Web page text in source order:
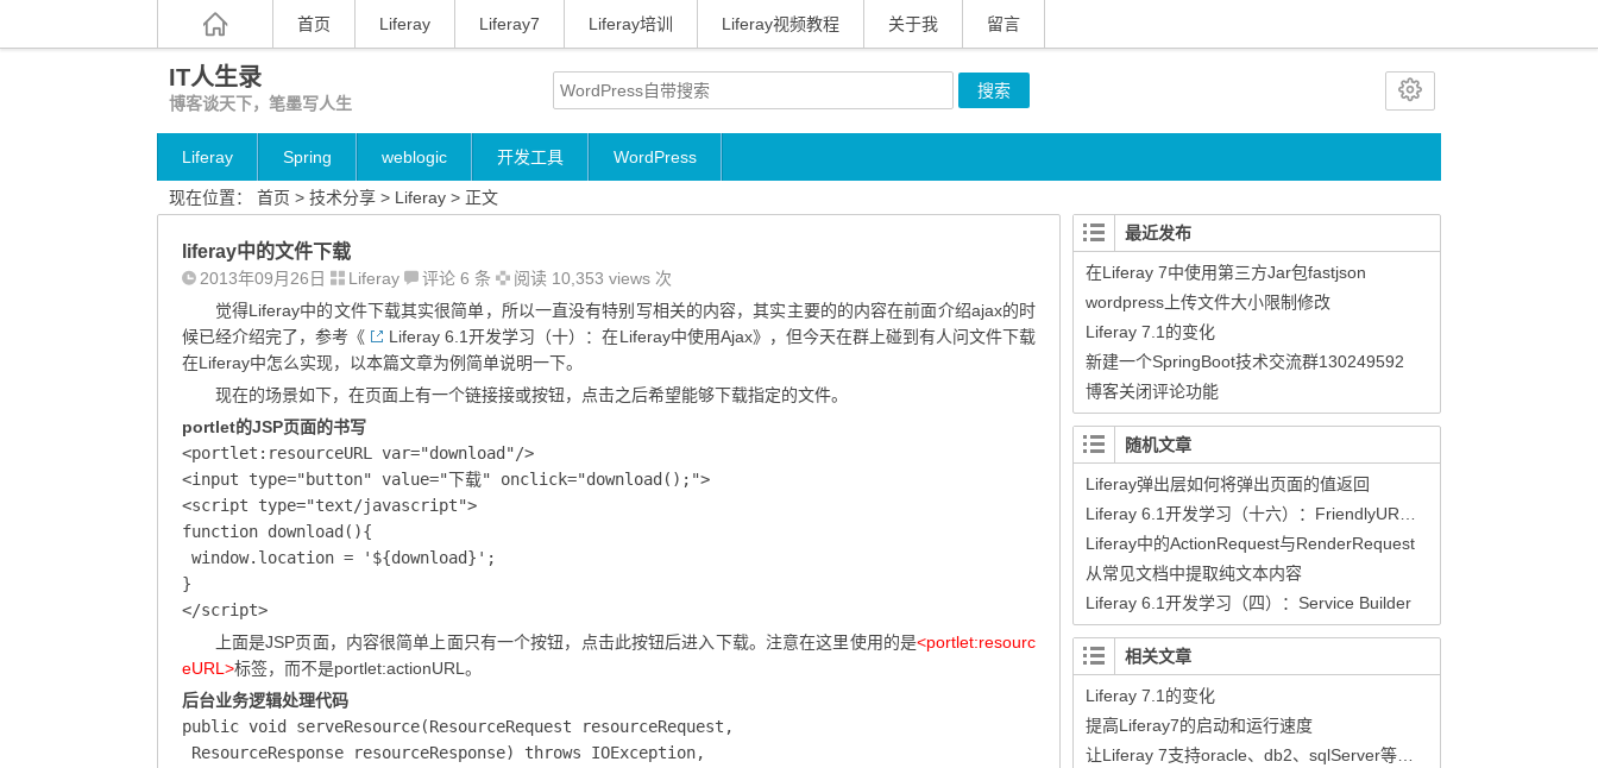
首页 Liferay Liferay7 Liferay培训 Liferay视频教程 关于我 留言
IT人生录
博客谈天下，笔墨写人生
Liferay Spring weblogic 开发工具 WordPress
现在位置： 首页 > 技术分享 > Liferay > 正文
liferay中的文件下载
2013年09月26日 Liferay 评论 6 条
阅读 10,353 views 次
觉得Liferay中的文件下载其实很简单，所以一直没有特别写相关的内容，其实主要的的内容在前面介绍ajax的时
候已经介绍完了，参考《
Liferay 6.1开发学习（十）：在Liferay中使用Ajax》，但今天在群上碰到有人问文件下载
在Liferay中怎么实现，以本篇文章为例简单说明一下。
现在的场景如下，在页面上有一个链接接或按钮，点击之后希望能够下载指定的文件。
portlet的JSP页面的书写
<portlet:resourceURL var="download"/>
<input type="button" value="下载" onclick="download();">
<script type="text/javascript">
function download(){
window.location = '${download}';
}
</script>
上面是JSP页面，内容很简单上面只有一个按钮，点击此按钮后进入下载。注意在这里使用的是<portlet:resourc
eURL>标签，而不是portlet:actionURL。
后台业务逻辑处理代码
public void serveResource(ResourceRequest resourceRequest,
ResourceResponse resourceResponse) throws IOException,
最近发布
在Liferay 7中使用第三方Jar包fastjson
wordpress上传文件大小限制修改
Liferay 7.1的变化
新建一个SpringBoot技术交流群130249592
博客关闭评论功能
随机文章
Liferay弹出层如何将弹出页面的值返回
Liferay中的ActionRequest与RenderRequest
从常见文档中提取纯文本内容
Liferay 6.1开发学习（四）：Service Builder
相关文章
Liferay 7.1的变化
提高Liferay7的启动和运行速度